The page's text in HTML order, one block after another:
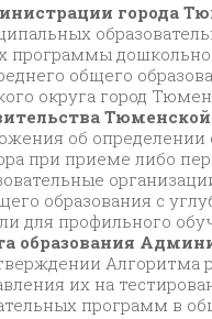
города
общего
округа город
Тюменской
об определении
при приеме либо
образования с
для профильного
образования
Алгоритма
их на
программ в